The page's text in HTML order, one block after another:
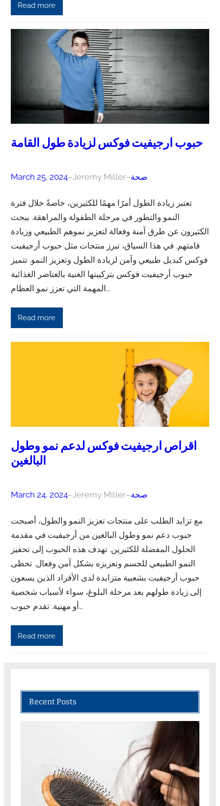
Read more
حبوب ارجيفيت فوكس لزيادة طول القامة
March 25, 2024–Jeremy Miller–صحة
تعتبر زيادة الطول أمرًا مهمًا للكثيرين، خاصةً خلال فترة
النمو والتطور في مرحلة الطفولة والمراهقة. يبحث
الكثيرون عن طرق آمنة وفعالة لتعزيز نموهم الطبيعي وزيادة
قامتهم. في هذا السياق، تبرز منتجات مثل حبوب أرجيفيت
فوكس كبديل طبيعي وآمن لزيادة الطول وتعزيز النمو. تتميز
حبوب أرجيفيت فوكس بتركيبتها الغنية بالعناصر الغذائية
المهمة التي تعزز نمو العظام…
Read more
اقراص ارجيفيت فوكس لدعم نمو وطول
البالغين
March 24, 2024–Jeremy Miller–صحة
مع تزايد الطلب على منتجات تعزيز النمو والطول، أصبحت
حبوب دعم نمو وطول البالغين من أرجيفيت في مقدمة
الحلول المفضلة للكثيرين. تهدف هذه الحبوب إلى تحفيز
النمو الطبيعي للجسم وتعزيزه بشكل آمن وفعال. تحظى
حبوب أرجيفيت بشعبية متزايدة لدى الأفراد الذين يسعون
إلى زيادة طولهم بعد مرحلة البلوغ، سواء لأسباب شخصية
أو مهنية. تقدم حبوب…
Read more
Recent Posts